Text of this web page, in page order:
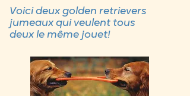
Voici deux golden retrievers
jumeaux qui veulent tous
deux le même jouet!